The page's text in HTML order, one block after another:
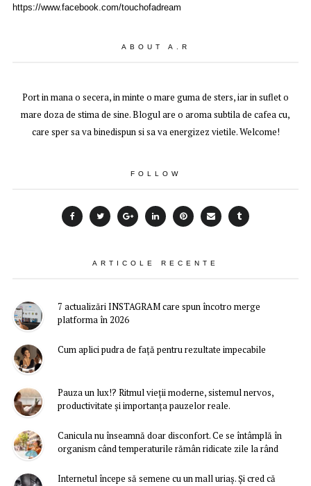
https://www.facebook.com/touchofadream
ABOUT A.R
Port in mana o secera, in minte o mare guma de sters, iar in suflet o
mare doza de stima de sine. Blogul are o aroma subtila de cafea cu,
care sper sa va binedispun si sa va energizez vietile. Welcome!
FOLLOW
ARTICOLE RECENTE
7 actualizări INSTAGRAM care spun încotro merge
platforma în 2026
Cum aplici pudra de față pentru rezultate impecabile
Pauza un lux!? Ritmul vieții moderne, sistemul nervos,
productivitate și importanța pauzelor reale.
Canicula nu înseamnă doar disconfort. Ce se întâmplă în
organism când temperaturile rămân ridicate zile la rând
Internetul începe să semene cu un mall uriaș. Și cred că